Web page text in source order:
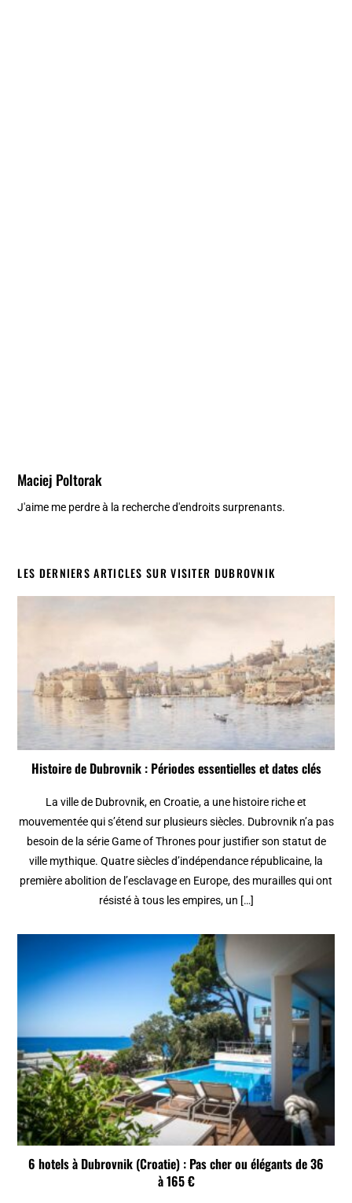
Maciej Poltorak
J'aime me perdre à la recherche d'endroits surprenants.
LES DERNIERS ARTICLES SUR VISITER DUBROVNIK
Histoire de Dubrovnik : Périodes essentielles et dates clés
La ville de Dubrovnik, en Croatie, a une histoire riche et
mouvementée qui s’étend sur plusieurs siècles. Dubrovnik n’a pas
besoin de la série Game of Thrones pour justifier son statut de
ville mythique. Quatre siècles d’indépendance républicaine, la
première abolition de l’esclavage en Europe, des murailles qui ont
résisté à tous les empires, un […]
6 hotels à Dubrovnik (Croatie) : Pas cher ou élégants de 36
à 165 €